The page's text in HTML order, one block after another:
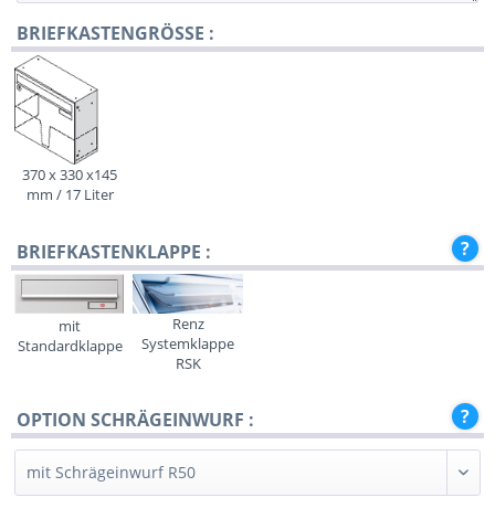
BRIEFKASTENGRÖSSE :
370 x 330 x145
mm / 17 Liter
BRIEFKASTENKLAPPE :
mit
Standardklappe
Renz
Systemklappe
RSK
OPTION SCHRÄGEINWURF :